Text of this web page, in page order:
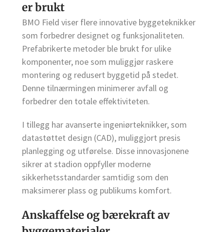
er brukt
BMO Field viser flere innovative byggeteknikker
som forbedrer designet og funksjonaliteten.
Prefabrikerte metoder ble brukt for ulike
komponenter, noe som muliggjør raskere
montering og redusert byggetid på stedet.
Denne tilnærmingen minimerer avfall og
forbedrer den totale effektiviteten.
I tillegg har avanserte ingeniørteknikker, som
datastøttet design (CAD), muliggjort presis
planlegging og utførelse. Disse innovasjonene
sikrer at stadion oppfyller moderne
sikkerhetsstandarder samtidig som den
maksimerer plass og publikums komfort.
Anskaffelse og bærekraft av